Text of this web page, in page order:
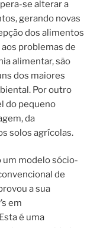
se alterar a
gerando novas
dos alimentos
problemas de
alimentar, são
dos maiores
Por outro
do pequeno
da
solos agrícolas.
um modelo sócio-
de
a sua
em
é uma